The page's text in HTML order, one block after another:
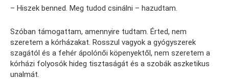
– Hiszek benned. Meg tudod csinálni – hazudtam.
Szóban támogattam, amennyire tudtam. Érted, nem
szeretem a kórházakat. Rosszul vagyok a gyógyszerek
szagától és a fehér ápolónői köpenyektől, nem szeretem a
kórházi folyosók hideg tisztaságát és a szobák aszketikus
unalmát.